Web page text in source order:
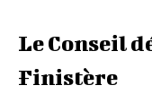
Le Conseil
Finistère